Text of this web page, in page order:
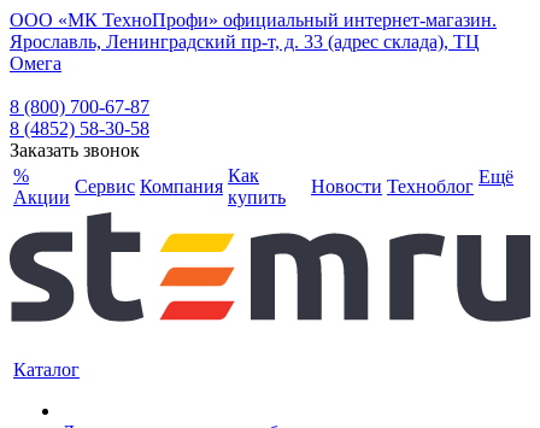
ООО «МК ТехноПрофи» официальный интернет-магазин.
Ярославль, Ленинградский пр-т, д. 33 (адрес склада), ТЦ
Омега
8 (800) 700-67-87
8 (4852) 58-30-58
Заказать звонок
%
Акции
Сервис Компания
Как
купить
Новости Техноблог Ещё
Каталог